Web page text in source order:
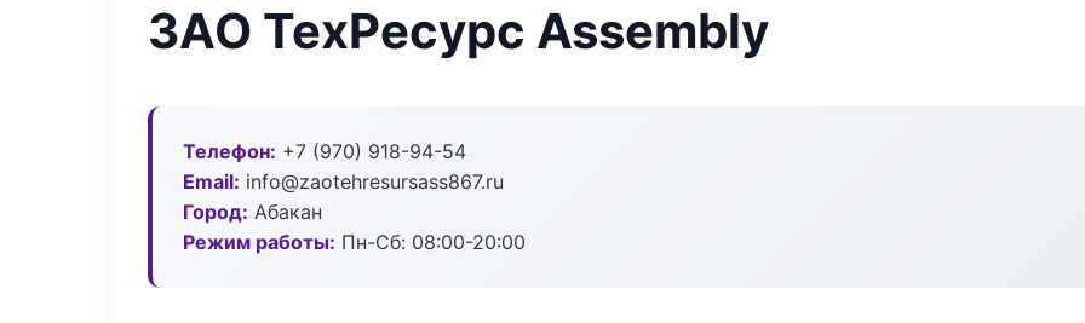
ЗАО ТехРесурс Assembly
Телефон: +7 (970) 918-94-54
Email: info@zaotehresursass867.ru
Город: Абакан
Режим работы: Пн-Сб: 08:00-20:00